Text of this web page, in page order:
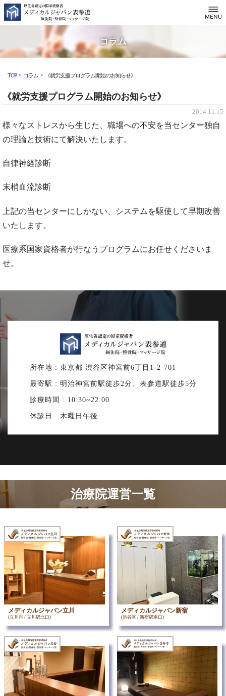
コラム
TOP> コラム > 《就労支援プログラム開始のお知らせ》
《就労支援プログラム開始のお知らせ》
2014.11.15
様々なストレスから生じた、職場への不安を当センター独自
の理論と技術にて解決いたします。
自律神経診断
末梢血流診断
上記の当センターにしかない、システムを駆使して早期改善
いたします。
医療系国家資格者が行なうプログラムにお任せくださいま
せ。
所在地 : 東京都 渋谷区神宮前6丁目1-2-701
最寄駅 : 明治神宮前駅徒歩2分、表参道駅徒歩5分
診療時間 : 10:30~22:00
休診日 : 木曜日午後
治療院運営一覧
メディカルジャパン立川
(立川市 / 立川駅北口)
メディカルジャパン新宿
(渋谷区 / 新宿駅南口)